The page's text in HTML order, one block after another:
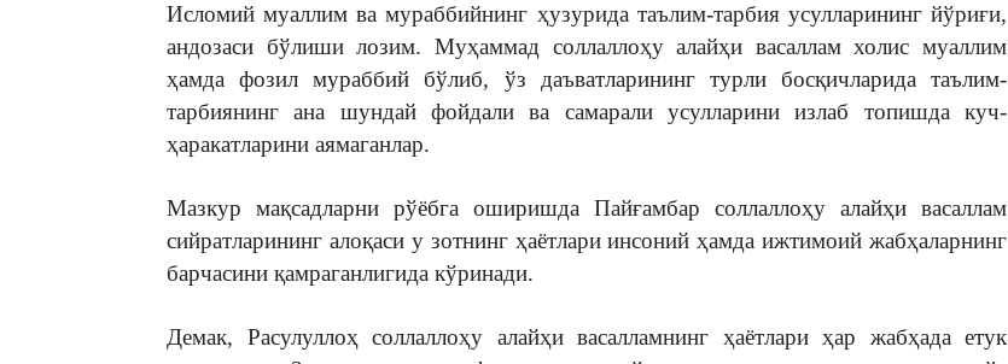
Исломий муаллим ва мураббийнинг ҳузурида таълим-тарбия усулларининг йўриғи,
андозаси бўлиши лозим. Муҳаммад соллаллоҳу алайҳи васаллам холис муаллим
ҳамда фозил мураббий бўлиб, ўз даъватларининг турли босқичларида таълим-
тарбиянинг ана шундай фойдали ва самарали усулларини излаб топишда куч-
ҳаракатларини аямаганлар.
Мазкур мақсадларни рўёбга оширишда Пайғамбар соллаллоҳу алайҳи васаллам
сийратларининг алоқаси у зотнинг ҳаётлари инсоний ҳамда ижтимоий жабҳаларнинг
барчасини қамраганлигида кўринади.
Демак, Расулуллоҳ соллаллоҳу алайҳи васалламнинг ҳаётлари ҳар жабҳада етук